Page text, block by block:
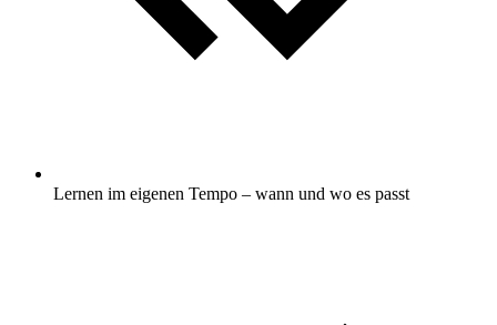
Lernen im eigenen Tempo – wann und wo es passt